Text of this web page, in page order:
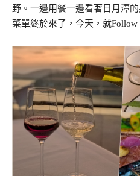
野。一邊用餐一邊看著日月潭
菜單終於來了，今天，就